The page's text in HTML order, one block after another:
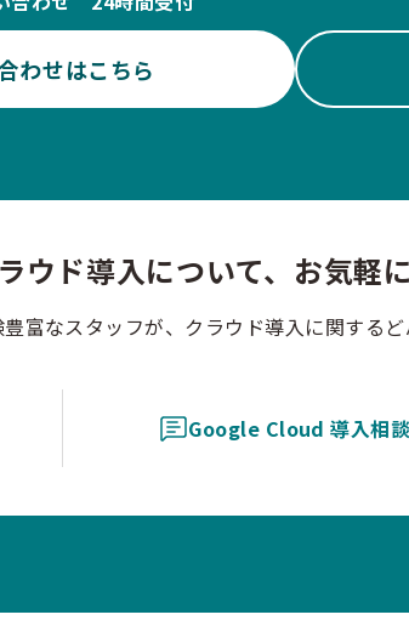
わせはこちら
ウド導入について、お気軽
富なスタッフが、クラウド導入に関する
Google Cloud 導入相